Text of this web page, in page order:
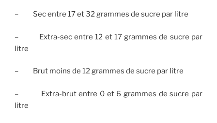
– Sec entre 17 et 32 grammes de sucre par litre
– Extra-sec entre 12 et 17 grammes de sucre par
litre
– Brut moins de 12 grammes de sucre par litre
– Extra-brut entre 0 et 6 grammes de sucre par
litre